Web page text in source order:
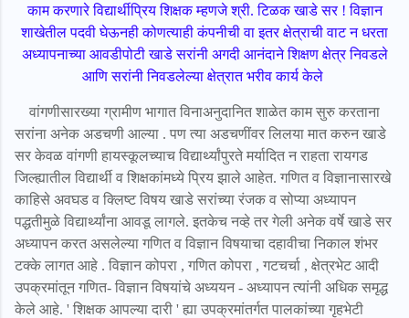
काम करणारे विद्यार्थीप्रिय शिक्षक म्हणजे श्री. टिळक खाडे सर ! विज्ञान
शाखेतील पदवी घेऊनही कोणत्याही कंपनीची वा इतर क्षेत्राची वाट न धरता
अध्यापनाच्या आवडीपोटी खाडे सरांनी अगदी आनंदाने शिक्षण क्षेत्र निवडले
आणि सरांनी निवडलेल्या क्षेत्रात भरीव कार्य केले
वांगणीसारख्या ग्रामीण भागात विनाअनुदानित शाळेत काम सुरु करताना
सरांना अनेक अडचणी आल्या . पण त्या अडचणींवर लिलया मात करुन खाडे
सर केवळ वांगणी हायस्कूलच्याच विद्यार्थ्यांपुरते मर्यादित न राहता रायगड
जिल्ह्यातील विद्यार्थी व शिक्षकांमध्ये प्रिय झाले आहेत. गणित व विज्ञानासारखे
काहिसे अवघड व क्लिष्ट विषय खाडे सरांच्या रंजक व सोप्या अध्यापन
पद्धतीमुळे विद्यार्थ्यांना आवडू लागले. इतकेच नव्हे तर गेली अनेक वर्षे खाडे सर
अध्यापन करत असलेल्या गणित व विज्ञान विषयाचा दहावीचा निकाल शंभर
टक्के लागत आहे . विज्ञान कोपरा , गणित कोपरा , गटचर्चा , क्षेत्रभेट आदी
उपक्रमांतून गणित- विज्ञान विषयांचे अध्ययन - अध्यापन त्यांनी अधिक समृद्ध
केले आहे. ' शिक्षक आपल्या दारी ' ह्या उपक्रमांतर्गत पालकांच्या गृहभेटी